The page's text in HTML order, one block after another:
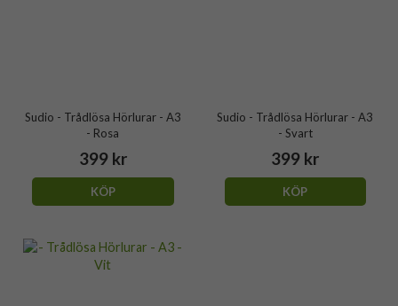
Sudio - Trådlösa Hörlurar - A3
- Rosa
399 kr
KÖP
Sudio - Trådlösa Hörlurar - A3
- Svart
399 kr
KÖP